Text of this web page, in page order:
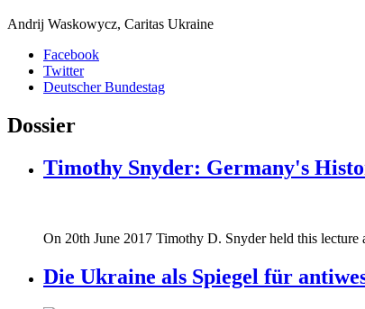
Andrij Waskowycz, Caritas Ukraine
Facebook
Twitter
Deutscher Bundestag
Dossier
Timothy Snyder: Germany's
On 20th June 2017 Timothy D. Snyder held this
Die Ukraine als Spiegel für